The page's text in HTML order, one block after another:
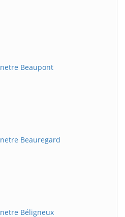
Beaupont
Beauregard
Béligneux